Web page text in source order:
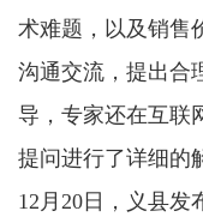
术难题，以及销售
沟通交流，提出合
导，专家还在互联
提问进行了详细的
12月20日，义县发